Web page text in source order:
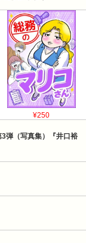
¥250
弾（写真集）『井口裕